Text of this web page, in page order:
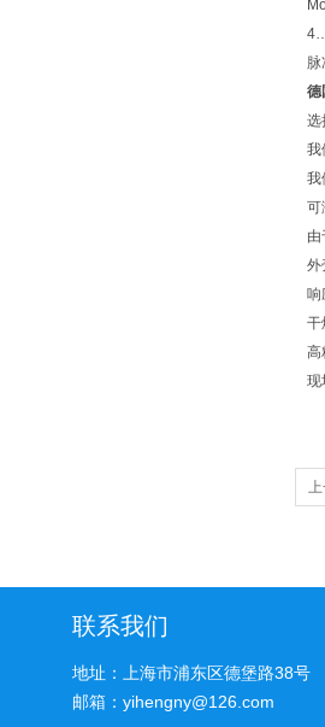
德
选
我
我
可
外
响
干
高
现
上
联系我们
地址：上海市浦东区德堡路38号
邮箱：yihengny@126.com